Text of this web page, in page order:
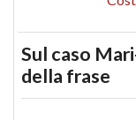
Sul caso
della frase